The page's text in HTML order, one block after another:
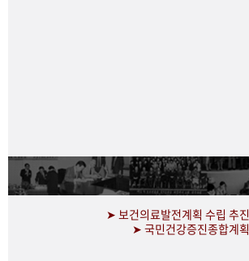
➤ 보건의료발전계획 수립 추진
➤ 국민건강증진종합계획